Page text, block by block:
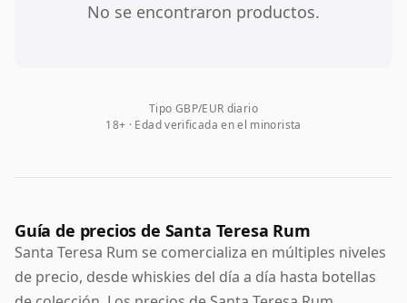
No se encontraron productos.
Tipo GBP/EUR diario
18+ · Edad verificada en el minorista
Guía de precios de Santa Teresa Rum
Santa Teresa Rum se comercializa en múltiples niveles
de precio, desde whiskies del día a día hasta botellas